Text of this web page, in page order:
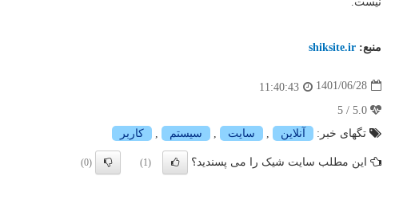
منبع: shiksite.ir
1401/06/28
11:40:43
تگهای خبر:
آنلاین سایت سیستم كاربر
این مطلب سایت شیک را می پسندید؟ (1)
(0)